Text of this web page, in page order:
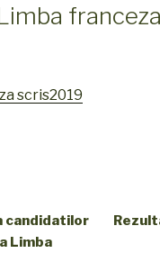
scris2019
candidatilor
Limba